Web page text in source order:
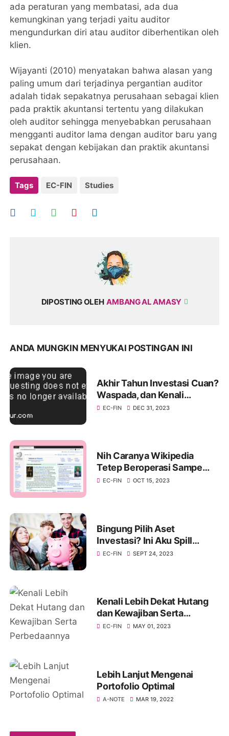
ada peraturan yang membatasi, ada dua
kemungkinan yang terjadi yaitu auditor
mengundurkan diri atau auditor diberhentikan oleh
klien.
Wijayanti (2010) menyatakan bahwa alasan yang
paling umum dari terjadinya pergantian auditor
adalah tidak sepakatnya perusahaan sebagai klien
pada praktik akuntansi tertentu yang dilakukan
oleh auditor sehingga menyebabkan perusahaan
mengganti auditor lama dengan auditor baru yang
sepakat dengan kebijakan dan praktik akuntansi
perusahaan.
Tags EC-FIN Studies
DIPOSTING OLEH AMBANG AL AMASY
ANDA MUNGKIN MENYUKAI POSTINGAN INI
Akhir Tahun Investasi Cuan?
Waspada, dan Kenali
"Window Dressing" di Pasar
EC-FIN DEC 31, 2023
Nih Caranya Wikipedia
Tetep Beroperasi Sampe
Sekarang
EC-FIN OCT 15, 2023
Bingung Pilih Aset
Investasi? Ini Aku Spill
Caranya
EC-FIN SEPT 24, 2023
Kenali Lebih Dekat Hutang
dan Kewajiban Serta
Perbedaannya
EC-FIN MAY 01, 2023
Lebih Lanjut Mengenai
Portofolio Optimal
A-NOTE MAR 19, 2022